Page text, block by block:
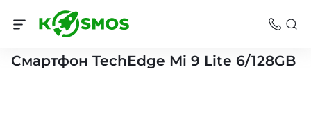
Смартфоны Челябинск
Смартфон TechEdge Mi 9 Lite 6/128GB